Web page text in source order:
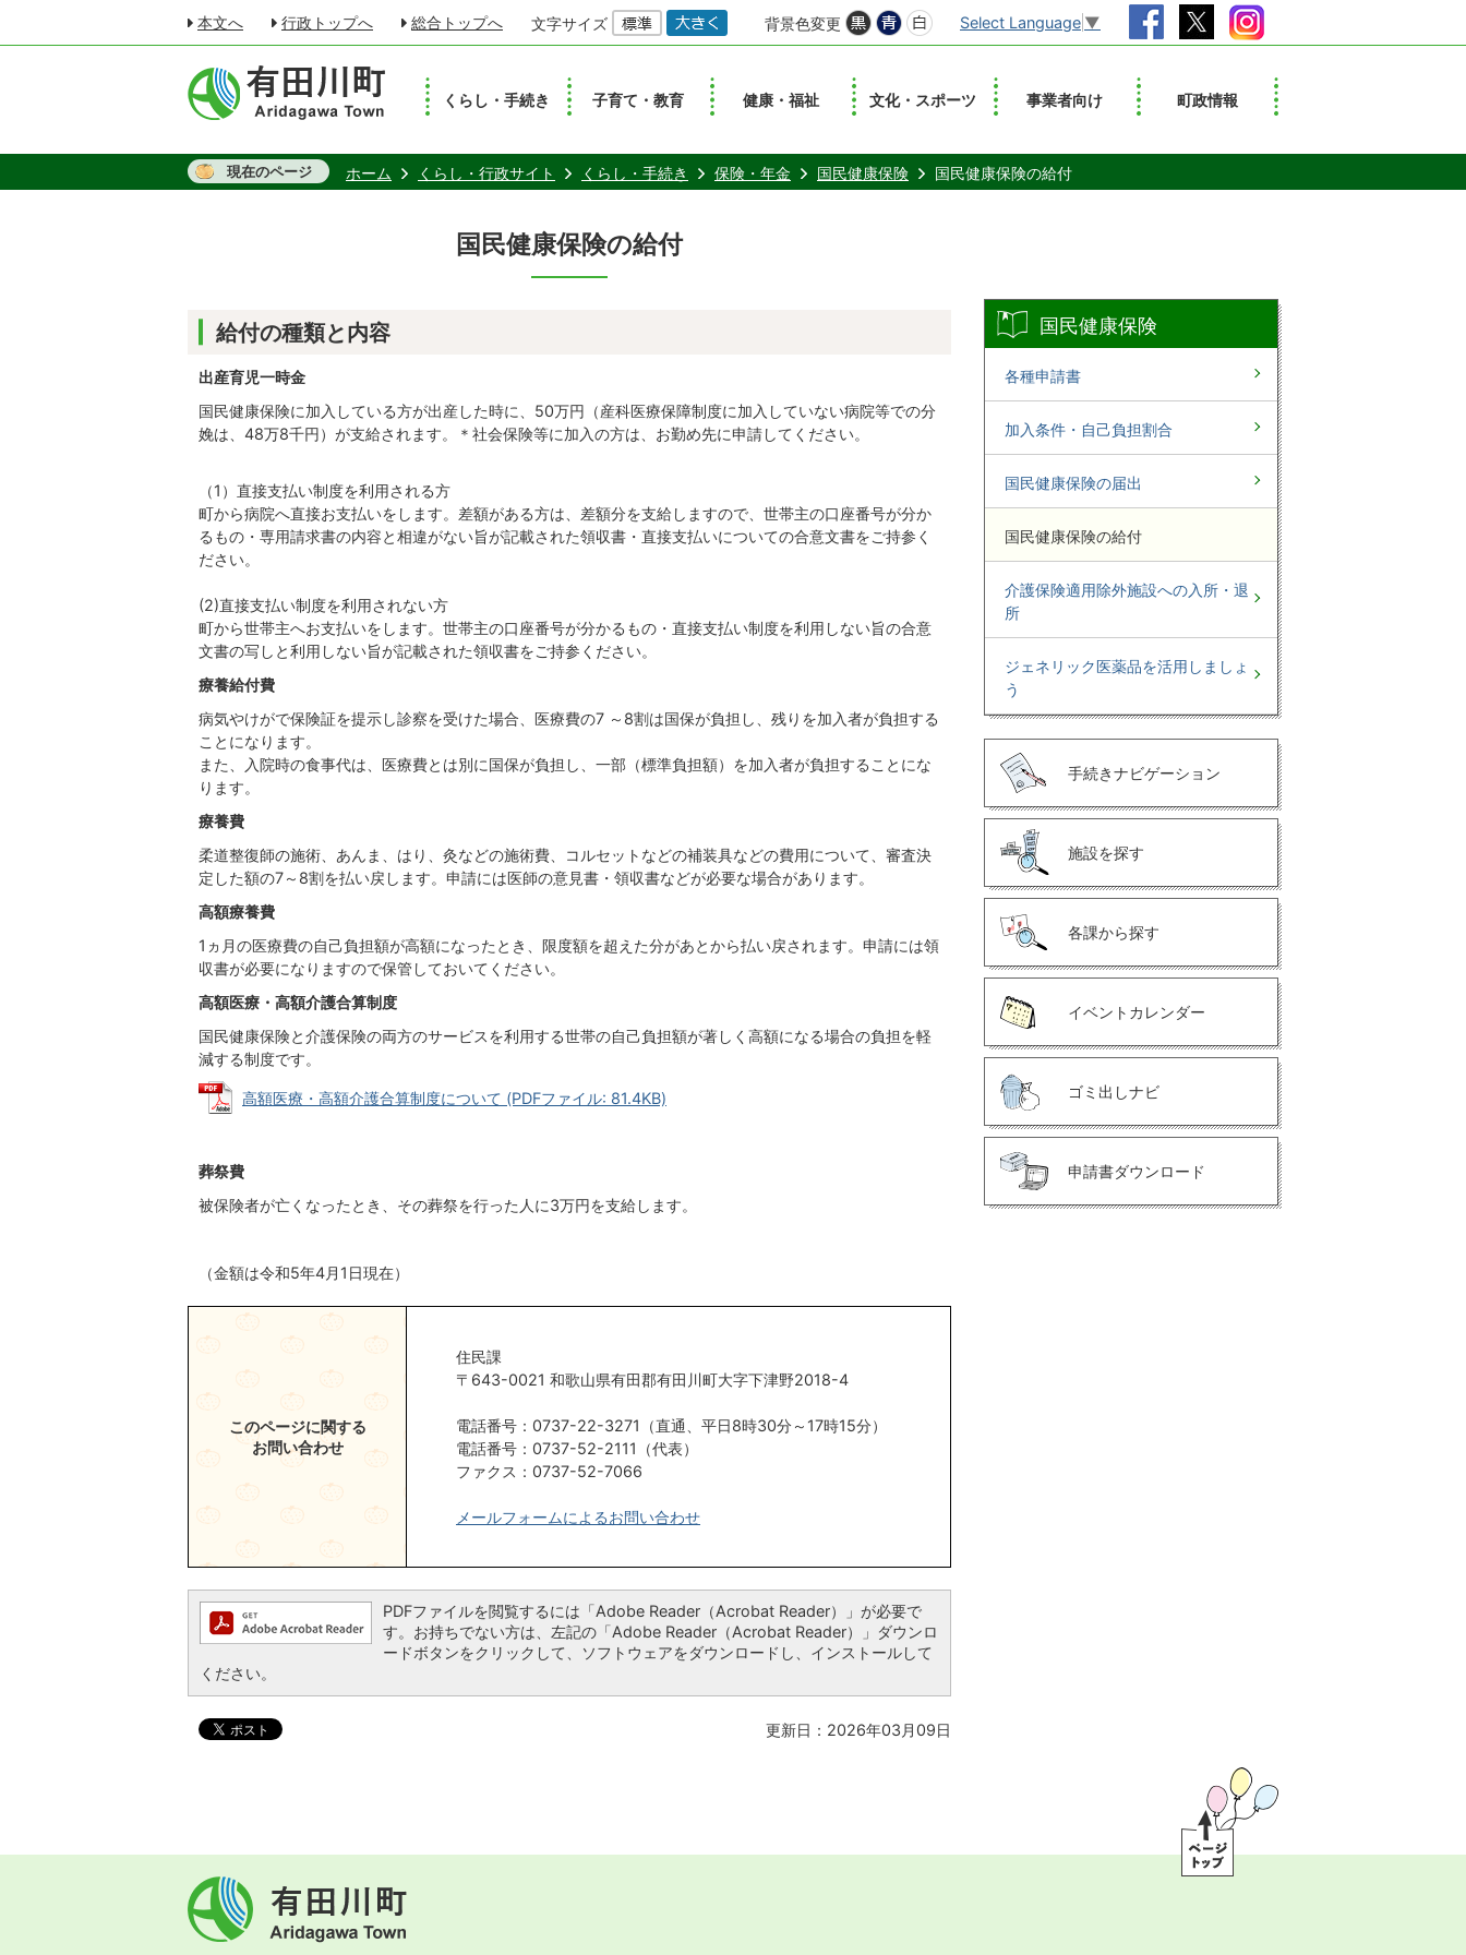
本文へ 行政トップへ 総合トップへ 文字サイズ 背景色変更 Select Language ▼
くらし・手続き 子育て・教育 健康・福祉 文化・スポーツ 事業者向け 町政情報
現在のページ ホーム くらし・行政サイト くらし・手続き 保険・年金 国民健康保険 国民健康保険の給付
国民健康保険の給付
給付の種類と内容
出産育児一時金
国民健康保険に加入している方が出産した時に、50万円（産科医療保障制度に加入していない病院等での分
娩は、48万8千円）が支給されます。＊社会保険等に加入の方は、お勤め先に申請してください。
（1）直接支払い制度を利用される方
町から病院へ直接お支払いをします。差額がある方は、差額分を支給しますので、世帯主の口座番号が分か
るもの・専用請求書の内容と相違がない旨が記載された領収書・直接支払いについての合意文書をご持参く
ださい。
(2)直接支払い制度を利用されない方
町から世帯主へお支払いをします。世帯主の口座番号が分かるもの・直接支払い制度を利用しない旨の合意
文書の写しと利用しない旨が記載された領収書をご持参ください。
療養給付費
病気やけがで保険証を提示し診察を受けた場合、医療費の7 ～8割は国保が負担し、残りを加入者が負担する
ことになります。
また、入院時の食事代は、医療費とは別に国保が負担し、一部（標準負担額）を加入者が負担することにな
ります。
療養費
柔道整復師の施術、あんま、はり、灸などの施術費、コルセットなどの補装具などの費用について、審査決
定した額の7～8割を払い戻します。申請には医師の意見書・領収書などが必要な場合があります。
高額療養費
1ヵ月の医療費の自己負担額が高額になったとき、限度額を超えた分があとから払い戻されます。申請には領
収書が必要になりますので保管しておいてください。
高額医療・高額介護合算制度
国民健康保険と介護保険の両方のサービスを利用する世帯の自己負担額が著しく高額になる場合の負担を軽
減する制度です。
高額医療・高額介護合算制度について (PDFファイル: 81.4KB)
葬祭費
被保険者が亡くなったとき、その葬祭を行った人に3万円を支給します。
（金額は令和5年4月1日現在）
このページに関する
お問い合わせ
住民課
〒643-0021 和歌山県有田郡有田川町大字下津野2018-4
電話番号：0737-22-3271（直通、平日8時30分～17時15分）
電話番号：0737-52-2111（代表）
ファクス：0737-52-7066
メールフォームによるお問い合わせ
PDFファイルを閲覧するには「Adobe Reader（Acrobat Reader）」が必要で
す。お持ちでない方は、左記の「Adobe Reader（Acrobat Reader）」ダウンロ
ードボタンをクリックして、ソフトウェアをダウンロードし、インストールして
ください。
更新日：2026年03月09日
国民健康保険
各種申請書
加入条件・自己負担割合
国民健康保険の届出
国民健康保険の給付
介護保険適用除外施設への入所・退
所
ジェネリック医薬品を活用しましょ
う
手続きナビゲーション
施設を探す
各課から探す
イベントカレンダー
ゴミ出しナビ
申請書ダウンロード
有
田
川
ッ
プ